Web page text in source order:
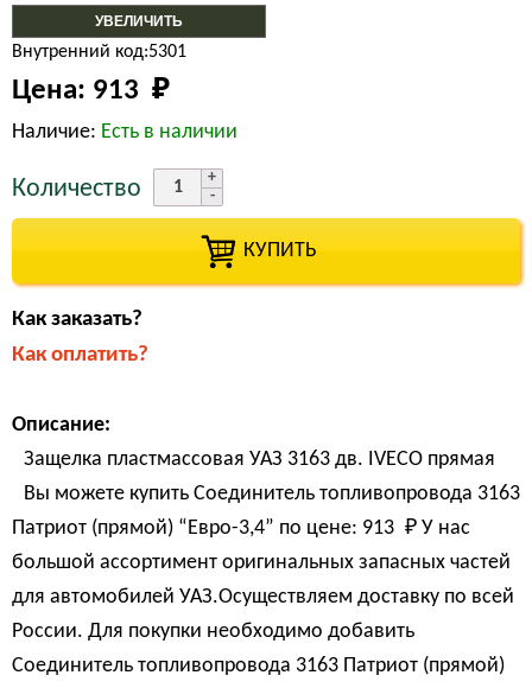
УВЕЛИЧИТЬ
Внутренний код:5301
Цена: 913 ₽
Наличие: Есть в наличии
Количество
КУПИТЬ
Как заказать?
Как оплатить?
Описание:
Защелка пластмассовая УАЗ 3163 дв. IVEСO прямая
Вы можете купить Соединитель топливопровода 3163
Патриот (прямой) “Евро-3,4” по цене: 913 ₽ У нас
большой ассортимент оригинальных запасных частей
для автомобилей УАЗ.Осуществляем доставку по всей
России. Для покупки необходимо добавить
Соединитель топливопровода 3163 Патриот (прямой)